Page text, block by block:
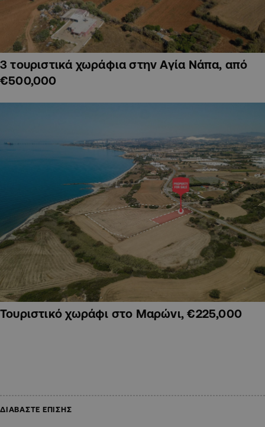
3 τουριστικά χωράφια στην Αγία Νάπα, από
€500,000
Τουριστικό χωράφι στο Μαρώνι, €225,000
ΔΙΑΒΑΣΤΕ ΕΠΙΣΗΣ